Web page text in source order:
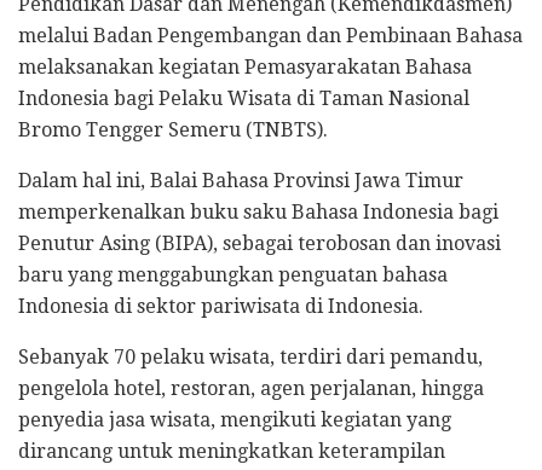
Pendidikan Dasar dan Menengah (Kemendikdasmen)
melalui Badan Pengembangan dan Pembinaan Bahasa
melaksanakan kegiatan Pemasyarakatan Bahasa
Indonesia bagi Pelaku Wisata di Taman Nasional
Bromo Tengger Semeru (TNBTS).
Dalam hal ini, Balai Bahasa Provinsi Jawa Timur
memperkenalkan buku saku Bahasa Indonesia bagi
Penutur Asing (BIPA), sebagai terobosan dan inovasi
baru yang menggabungkan penguatan bahasa
Indonesia di sektor pariwisata di Indonesia.
Sebanyak 70 pelaku wisata, terdiri dari pemandu,
pengelola hotel, restoran, agen perjalanan, hingga
penyedia jasa wisata, mengikuti kegiatan yang
dirancang untuk meningkatkan keterampilan